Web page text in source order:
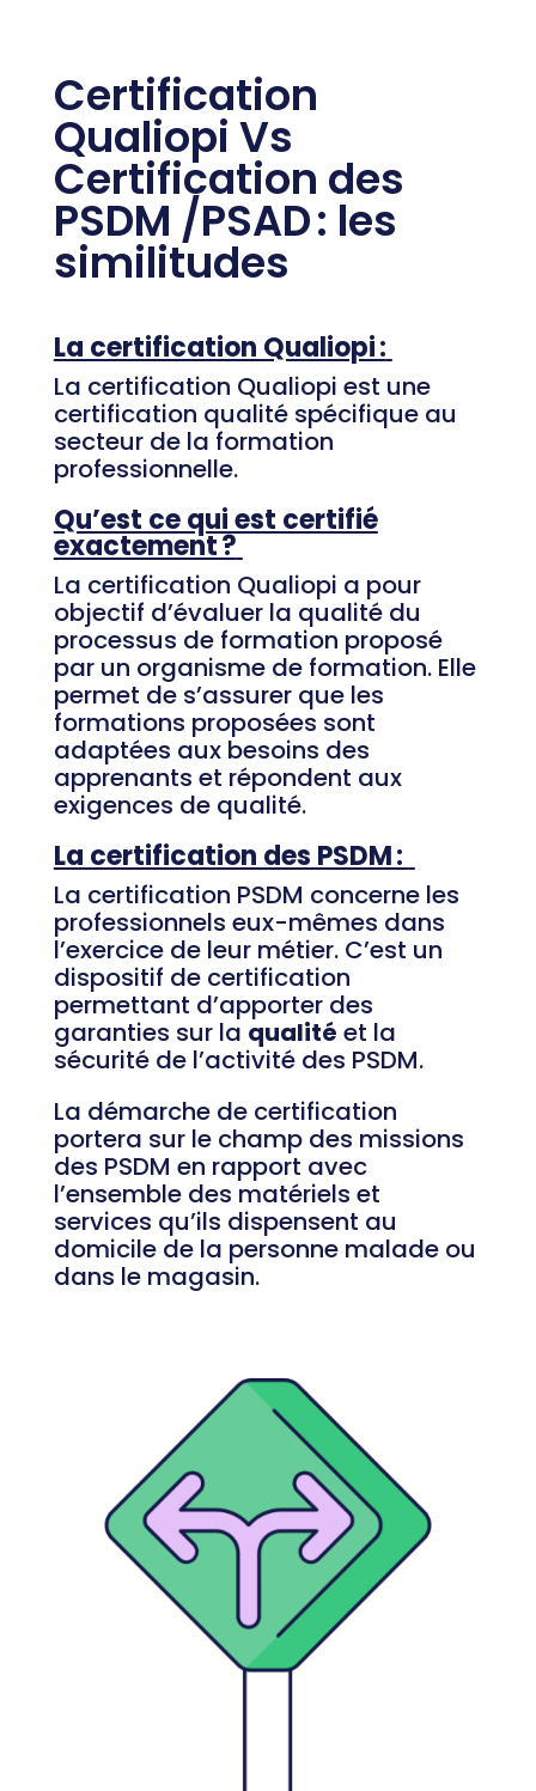
Certification
Qualiopi Vs
Certification des
PSDM /PSAD : les
similitudes
La certification Qualiopi :
La certification Qualiopi est une
certification qualité spécifique au
secteur de la formation
professionnelle.
Qu’est ce qui est certifié
exactement ?
La certification Qualiopi a pour
objectif d’évaluer la qualité du
processus de formation proposé
par un organisme de formation. Elle
permet de s’assurer que les
formations proposées sont
adaptées aux besoins des
apprenants et répondent aux
exigences de qualité.
La certification des PSDM :
La certification PSDM concerne les
professionnels eux-mêmes dans
l’exercice de leur métier. C’est un
dispositif de certification
permettant d’apporter des
garanties sur la qualité et la
sécurité de l’activité des PSDM.
La démarche de certification
portera sur le champ des missions
des PSDM en rapport avec
l’ensemble des matériels et
services qu’ils dispensent au
domicile de la personne malade ou
dans le magasin.